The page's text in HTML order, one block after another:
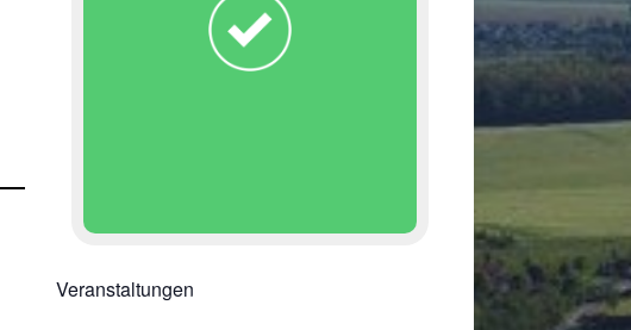
Veranstaltungen